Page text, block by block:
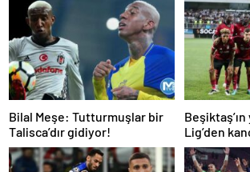
Bilal Meşe: Tutturmuşlar bir
Talisca’dır gidiyor!
Beşiktaş’ın
Lig’den